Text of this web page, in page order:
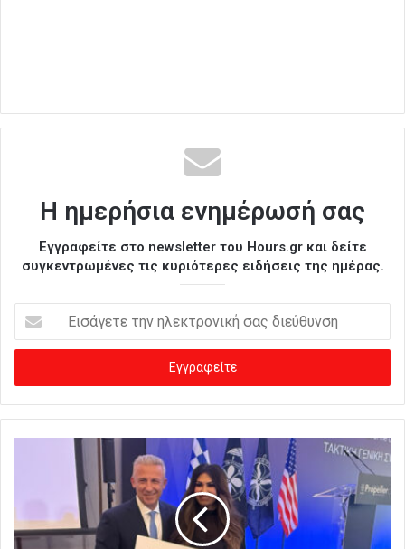
Η ημερήσια ενημέρωσή σας
Εγγραφείτε στο newsletter του Hours.gr και δείτε
συγκεντρωμένες τις κυριότερες ειδήσεις της ημέρας.
σ
γ
ε
η
λ